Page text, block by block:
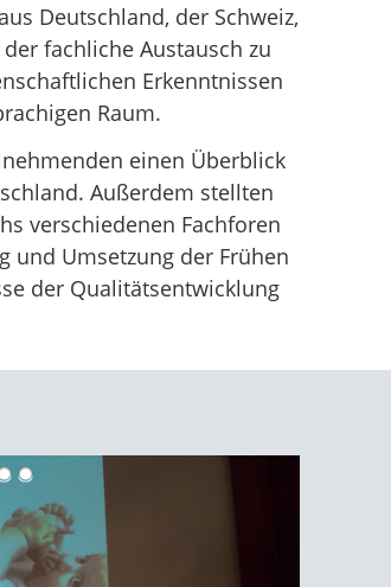
Deutschland, der Schweiz,
fachliche Austausch zu
Erkenntnissen
Raum.
einen Überblick
Außerdem stellten
verschiedenen Fachforen
und Umsetzung der Frühen
der Qualitätsentwicklung